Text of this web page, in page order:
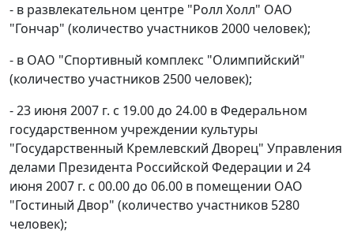
- в развлекательном центре "Ролл Холл" ОАО
"Гончар" (количество участников 2000 человек);
- в ОАО "Спортивный комплекс "Олимпийский"
(количество участников 2500 человек);
- 23 июня 2007 г. с 19.00 до 24.00 в Федеральном
государственном учреждении культуры
"Государственный Кремлевский Дворец" Управления
делами Президента Российской Федерации и 24
июня 2007 г. с 00.00 до 06.00 в помещении ОАО
"Гостиный Двор" (количество участников 5280
человек);